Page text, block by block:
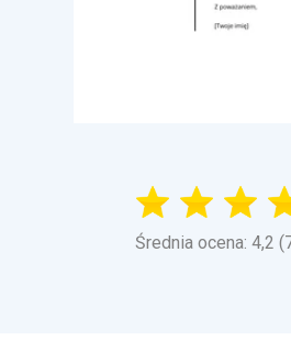
Średnia ocena: 4,2